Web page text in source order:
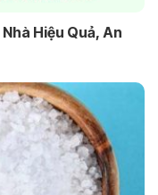
Hiệu Quả, An